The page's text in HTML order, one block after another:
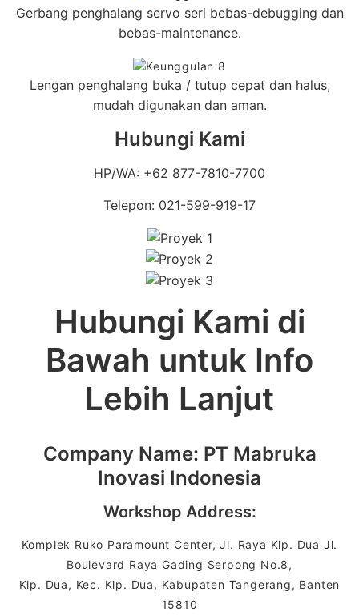
Gerbang penghalang servo seri bebas-debugging dan
bebas-maintenance.
Lengan penghalang buka / tutup cepat dan halus,
mudah digunakan dan aman.
Hubungi Kami
HP/WA: +62 877-7810-7700
Telepon: 021-599-919-17
Hubungi Kami di
Bawah untuk Info
Lebih Lanjut
Company Name: PT Mabruka
Inovasi Indonesia
Workshop Address:
Komplek Ruko Paramount Center, Jl. Raya Klp. Dua Jl.
Boulevard Raya Gading Serpong No.8,
Klp. Dua, Kec. Klp. Dua, Kabupaten Tangerang, Banten
15810